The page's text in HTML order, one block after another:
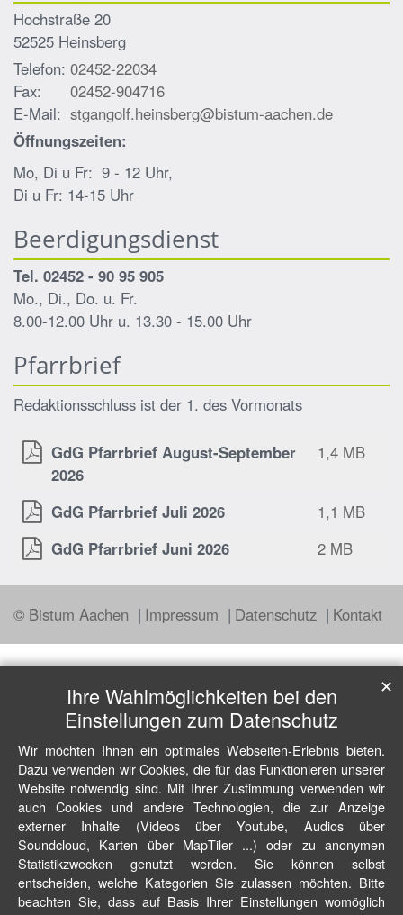
Hochstraße 20
52525 Heinsberg
Telefon: 02452-22034
Fax:
02452-904716
E-Mail: stgangolf.heinsberg@bistum-aachen.de
Öffnungszeiten:
Mo, Di u Fr: 9 - 12 Uhr,
Di u Fr: 14-15 Uhr
Beerdigungsdienst
Tel. 02452 - 90 95 905
Mo., Di., Do. u. Fr.
8.00-12.00 Uhr u. 13.30 - 15.00 Uhr
Pfarrbrief
Redaktionsschluss ist der 1. des Vormonats
GdG Pfarrbrief August-September
2026
1,4 MB
GdG Pfarrbrief Juli 2026
1,1 MB
GdG Pfarrbrief Juni 2026
2 MB
© Bistum Aachen Impressum Datenschutz Kontakt
Ihre Wahlmöglichkeiten bei den
Einstellungen zum Datenschutz
Wir möchten Ihnen ein optimales Webseiten-Erlebnis bieten.
Dazu verwenden wir Cookies, die für das Funktionieren unserer
Website notwendig sind. Mit Ihrer Zustimmung verwenden wir
auch Cookies und andere Technologien, die zur Anzeige
externer Inhalte (Videos über Youtube, Audios über
Soundcloud, Karten über MapTiler ...) oder zu anonymen
Statistikzwecken genutzt werden. Sie können selbst
entscheiden, welche Kategorien Sie zulassen möchten. Bitte
beachten Sie, dass auf Basis Ihrer Einstellungen womöglich
✕